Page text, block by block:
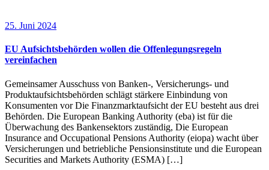
25. Juni 2024
EU Aufsichtsbehörden wollen die Offenlegungsregeln
vereinfachen
Gemeinsamer Ausschuss von Banken-, Versicherungs- und
Produktaufsichtsbehörden schlägt stärkere Einbindung von
Konsumenten vor Die Finanzmarktaufsicht der EU besteht aus drei
Behörden. Die European Banking Authority (eba) ist für die
Überwachung des Bankensektors zuständig, Die European
Insurance and Occupational Pensions Authority (eiopa) wacht über
Versicherungen und betriebliche Pensionsinstitute und die European
Securities and Markets Authority (ESMA) […]